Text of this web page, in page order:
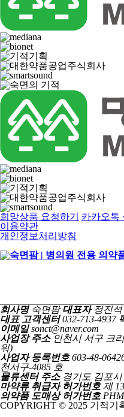
희망상품 요청하기
카카오톡
이용약관
개인정보처리방침
회사명숙면팜 대표자 정진석
대표 고객센터032-713-4937
이메일sonct@naver.com
사업장 주소 인천시 서구 크
워)
사업자 등록번호603-48-
천서구-4085 호
물류센터 주소경기도 김포시
마약류 취급자 허가번호제
의약품 도매상 허가번호
COPYRIGHT © 2025 기적기